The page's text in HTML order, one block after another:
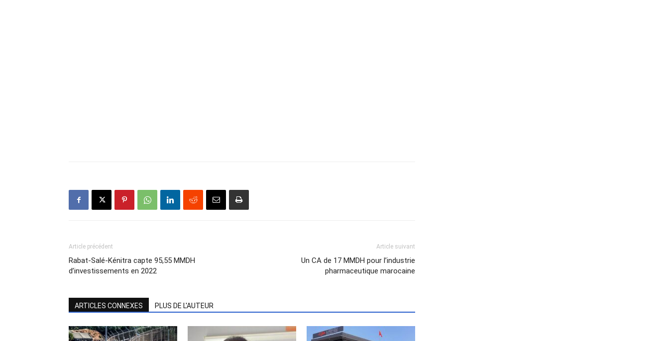
Article précédent
Rabat-Salé-Kénitra capte 95,55 MMDH
d’investissements en 2022
Article suivant
Un CA de 17 MMDH pour l’industrie
pharmaceutique marocaine
ARTICLES CONNEXES PLUS DE L'AUTEUR